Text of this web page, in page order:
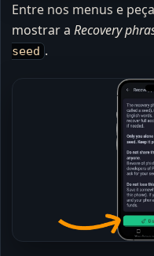
Entre nos menus e
mostrar a Recovery
seed .